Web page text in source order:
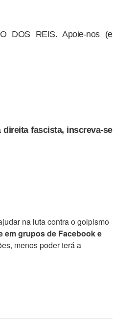
DOS REIS. Apoie-nos (e
fascista, inscreva-se
na luta contra o golpismo
em grupos de Facebook e
menos poder terá a